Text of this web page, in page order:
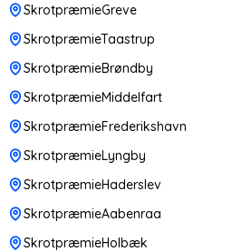
SkrotpræmieGreve
SkrotpræmieTaastrup
SkrotpræmieBrøndby
SkrotpræmieMiddelfart
SkrotpræmieFrederikshavn
SkrotpræmieLyngby
SkrotpræmieHaderslev
SkrotpræmieAabenraa
SkrotpræmieHolbæk